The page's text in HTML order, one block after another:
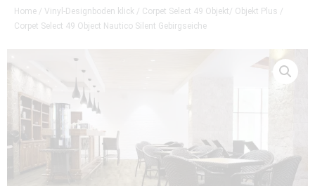
Home / Vinyl-Designboden klick / Corpet Select 49 Objekt/ Objekt Plus /
Corpet Select 49 Object Nautico Silent Gebirgseiche